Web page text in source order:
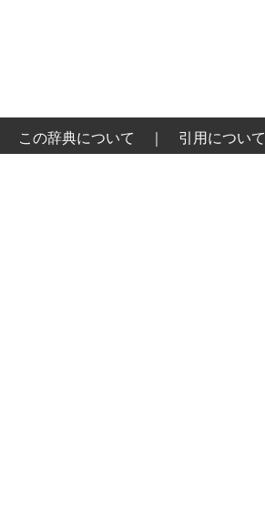
この辞典について 引用について